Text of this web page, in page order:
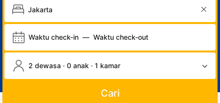
Waktu check-in — Waktu check-out
2 dewasa · 0 anak · 1 kamar
Cari